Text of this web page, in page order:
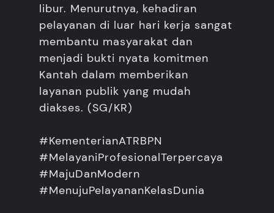
libur. Menurutnya, kehadiran
pelayanan di luar hari kerja sangat
membantu masyarakat dan
menjadi bukti nyata komitmen
Kantah dalam memberikan
layanan publik yang mudah
diakses. (SG/KR)
#KementerianATRBPN
#MelayaniProfesionalTerpercaya
#MajuDanModern
#MenujuPelayananKelasDunia